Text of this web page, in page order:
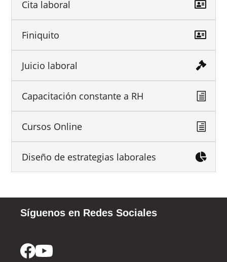
Cita laboral
Finiquito
Juicio laboral
Capacitación constante a RH
Cursos Online
Diseño de estrategias laborales
Síguenos en Redes Sociales